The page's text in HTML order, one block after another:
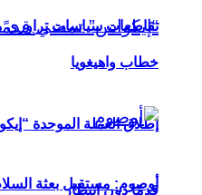
قدمًا دون انتظار
تقاطعات سياسات تراوري
خطاب واهيغويا
أوصوم: مستقبل بعثة